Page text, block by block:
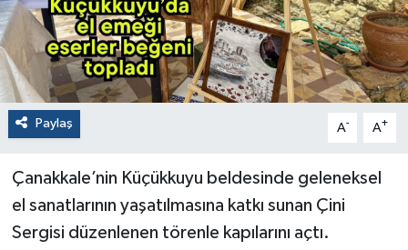
Paylaş A- A+
Çanakkale’nin Küçükkuyu beldesinde geleneksel
el sanatlarının yaşatılmasına katkı sunan Çini
Sergisi düzenlenen törenle kapılarını açtı.